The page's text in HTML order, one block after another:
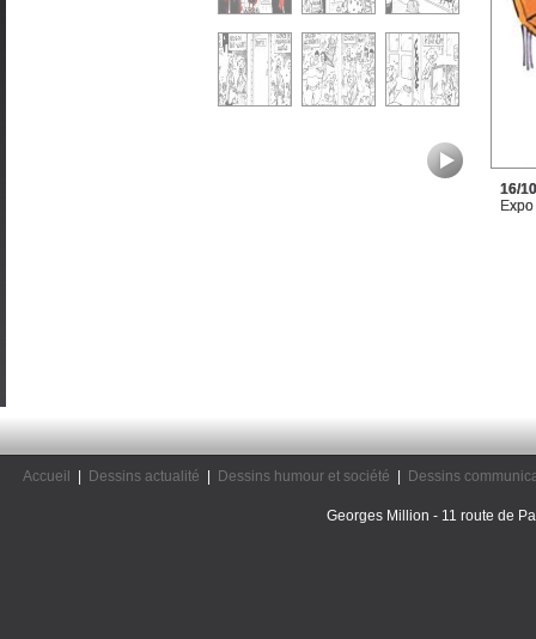
16/
Accueil Dessins actualité Dessins humour et société Dessins
Georges Million - 11 route de